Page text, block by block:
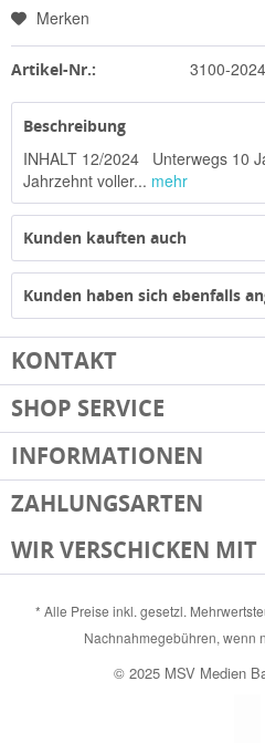
Merken
Artikel-Nr.: 3100-
Beschreibung
INHALT 12/2024 Unterwegs 10
Jahrzehnt voller... mehr
Kunden kauften auch
Kunden haben sich ebenfalls
KONTAKT
SHOP SERVICE
INFORMATIONEN
ZAHLUNGSARTEN
WIR VERSCHICKEN MIT
* Alle Preise inkl. gesetzl.
Nachnahmegebühren, wenn
© 2025 MSV Medien